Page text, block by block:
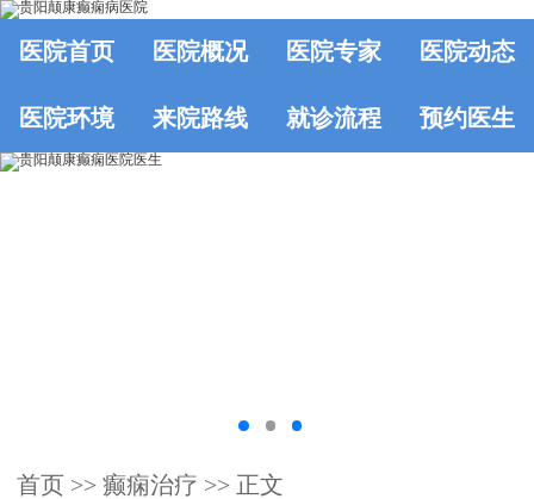
医院首页 医院概况 医院专家 医院动态
医院环境 来院路线 就诊流程 预约医生
首页 >> 癫痫治疗 >> 正文